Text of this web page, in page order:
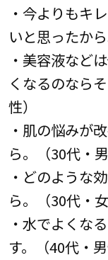
・今よりもキ
いと思ったか
・美容液など
くなるのなら
性）
・肌の悩みが
ら。（30代・男
・どのような
ら。（30代・女
・水でよくな
す。（40代・男